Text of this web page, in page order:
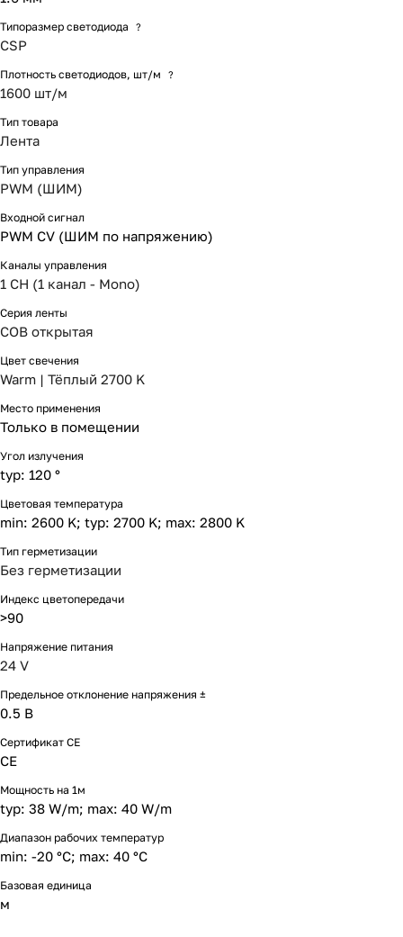
Типоразмер светодиода ?
CSP
Плотность светодиодов, шт/м ?
1600 шт/м
Тип товара
Лента
Тип управления
PWM (ШИМ)
Входной сигнал
PWM СV (ШИМ по напряжению)
Каналы управления
1 CH (1 канал - Mono)
Серия ленты
COB открытая
Цвет свечения
Warm | Тёплый 2700 K
Место применения
Только в помещении
Угол излучения
typ: 120 °
Цветовая температура
min: 2600 K; typ: 2700 K; max: 2800 K
Тип герметизации
Без герметизации
Индекс цветопередачи
>90
Напряжение питания
24 V
Предельное отклонение напряжения ±
0.5 В
Сертификат CE
CE
Мощность на 1м
typ: 38 W/m; max: 40 W/m
Диапазон рабочих температур
min: -20 °C; max: 40 °C
Базовая единица
м